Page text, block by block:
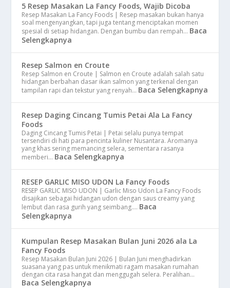
5 Resep Masakan La Fancy Foods, Wajib Dicoba
Resep Masakan La Fancy Foods | Resep masakan bukan hanya
soal mengenyangkan, tapi juga tentang menciptakan momen
spesial di setiap hidangan. Dengan bumbu dan rempah… Baca
Selengkapnya
Resep Salmon en Croute
Resep Salmon en Croute | Salmon en Croute adalah salah satu
hidangan berbahan dasar ikan salmon yang terkenal dengan
tampilan rapi dan tekstur yang renyah… Baca Selengkapnya
Resep Daging Cincang Tumis Petai Ala La Fancy
Foods
Daging Cincang Tumis Petai | Petai selalu punya tempat
tersendiri di hati para pencinta kuliner Nusantara. Aromanya
yang khas sering memancing selera, sementara rasanya
memberi… Baca Selengkapnya
RESEP GARLIC MISO UDON La Fancy Foods
RESEP GARLIC MISO UDON | Garlic Miso Udon La Fancy Foods
disajikan sebagai hidangan udon dengan saus creamy yang
lembut dan rasa gurih yang seimbang.… Baca
Selengkapnya
Kumpulan Resep Masakan Bulan Juni 2026 ala La
Fancy Foods
Resep Masakan Bulan Juni 2026 | Bulan Juni menghadirkan
suasana yang pas untuk menikmati ragam masakan rumahan
dengan cita rasa hangat dan menggugah selera. Peralihan…
Baca Selengkapnya